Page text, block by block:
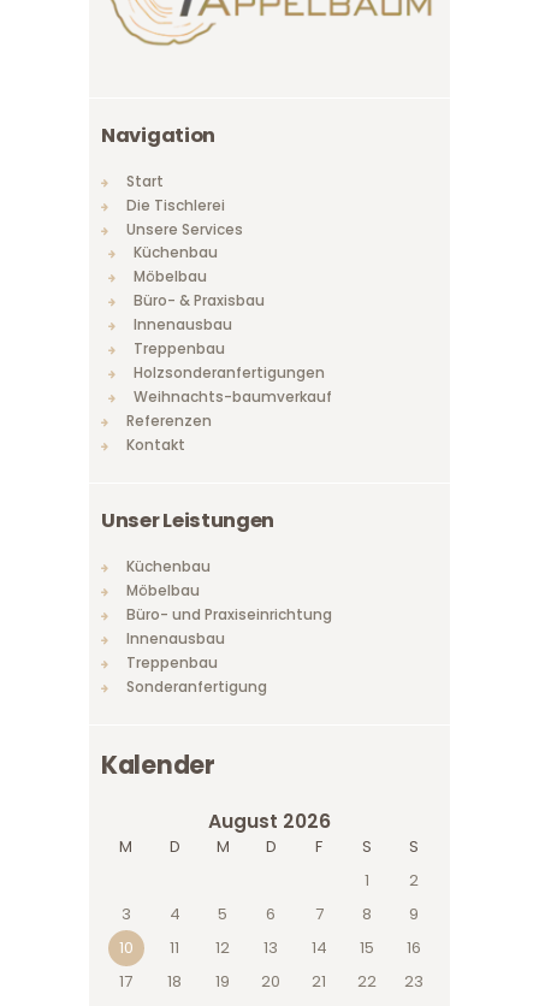
Navigation
Start
Die Tischlerei
Unsere Services
Küchenbau
Möbelbau
Büro- & Praxisbau
Innenausbau
Treppenbau
Holzsonderanfertigungen
Weihnachts-baumverkauf
Referenzen
Kontakt
Unser Leistungen
Küchenbau
Möbelbau
Büro- und Praxiseinrichtung
Innenausbau
Treppenbau
Sonderanfertigung
Kalender
August 2026
M D M D F S
S
1
2
3
4 5 6 7 8
9
10
11 12 13 14 15
16
17
18 19 20 21 22
23